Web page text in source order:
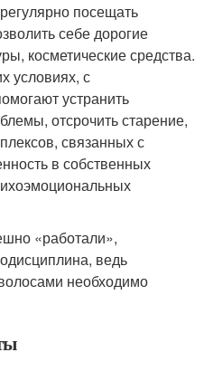
посещать
себе дорогие
косметические средства.
условиях, с
устранить
отсрочить старение,
связанных с
в собственных
«работали»,
ведь
необходимо